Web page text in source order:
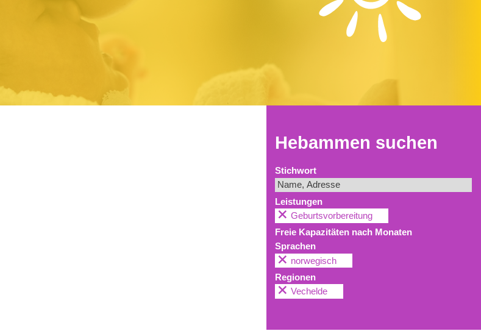
Hebammen suchen
Stichwort
Leistungen
Geburtsvorbereitung
Freie Kapazitäten nach Monaten
Sprachen
norwegisch
Regionen
Vechelde